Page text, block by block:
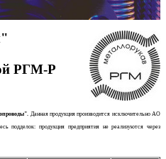
РГМ-Р
Данная продукция производится исключительно АО
подделок: продукция предприятия не реализуются через